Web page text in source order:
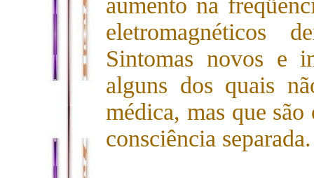
aumento na
eletromagnéticos
Sintomas novos e
alguns dos quais
médica, mas que
consciência separada.